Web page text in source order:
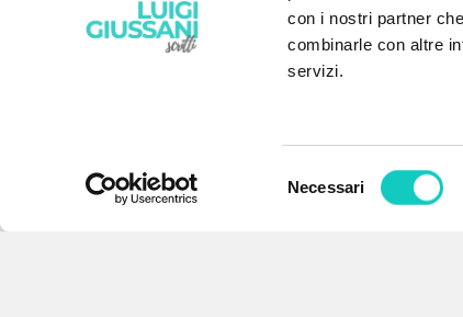
con i nostri partner
combinarle con altre
servizi.
Necessari
EL PROYECTO